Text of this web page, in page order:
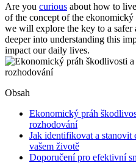
Are you curious about how to
of the concept of the
we will explore the key to a safer
deeper into understanding this
impact our daily lives.
Obsah
Ekonomický práh
rozhodování
Jak identifikovat a
vašem životě
Doporučení pro efektivní